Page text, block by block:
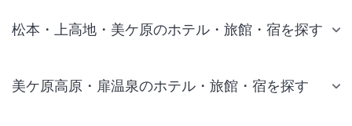
松本・上高地・美ケ原のホテル・旅館・宿を探す
美ケ原高原・扉温泉のホテル・旅館・宿を探す